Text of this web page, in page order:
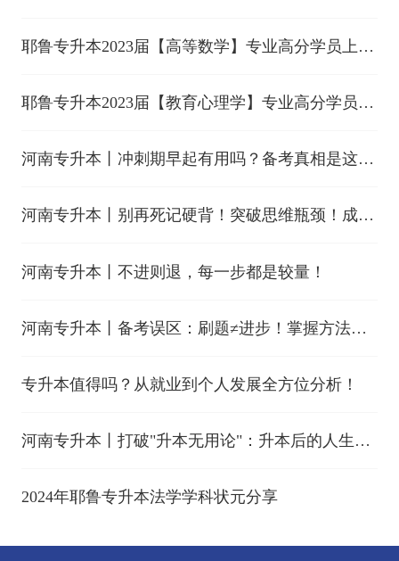
耶鲁专升本2023届【高等数学】专业高分学员上岸
耶鲁专升本2023届【教育心理学】专业高分学员上
河南专升本丨冲刺期早起有用吗？备考真相是这
河南专升本丨别再死记硬背！突破思维瓶颈！成功
河南专升本丨不进则退，每一步都是较量！
河南专升本丨备考误区：刷题≠进步！掌握方法才
专升本值得吗？从就业到个人发展全方位分析！
河南专升本丨打破"升本无用论"：升本后的人生能
2024年耶鲁专升本法学学科状元分享